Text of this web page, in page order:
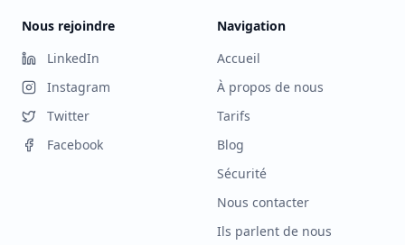
Nous rejoindre
LinkedIn
Instagram
Twitter
Facebook
Navigation
Accueil
À propos de nous
Tarifs
Blog
Sécurité
Nous contacter
Ils parlent de nous